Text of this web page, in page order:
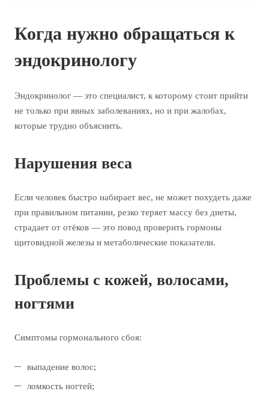
Когда нужно обращаться к
эндокринологу
Эндокринолог — это специалист, к которому стоит прийти
не только при явных заболеваниях, но и при жалобах,
которые трудно объяснить.
Нарушения веса
Если человек быстро набирает вес, не может похудеть даже
при правильном питании, резко теряет массу без диеты,
страдает от отёков — это повод проверить гормоны
щитовидной железы и метаболические показатели.
Проблемы с кожей, волосами,
ногтями
Симптомы гормонального сбоя:
выпадение волос;
ломкость ногтей;